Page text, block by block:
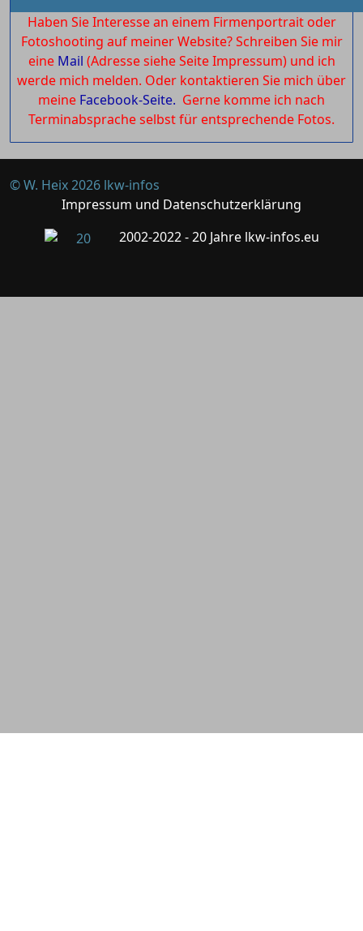
Haben Sie Interesse an einem Firmenportrait oder
Fotoshooting auf meiner Website? Schreiben Sie mir
eine Mail (Adresse siehe Seite Impressum) und ich
werde mich melden. Oder kontaktieren Sie mich über
meine Facebook-Seite. Gerne komme ich nach
Terminabsprache selbst für entsprechende Fotos.
© W. Heix 2026 lkw-infos
Impressum und Datenschutzerklärung
2002-2022 - 20 Jahre lkw-infos.eu